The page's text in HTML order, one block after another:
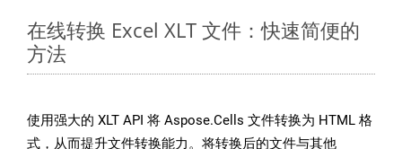
在线转换 Excel XLT 文件：快速简便的
方法
使用强大的 XLT API 将 Aspose.Cells 文件转换为 HTML 格
式，从而提升文件转换能力。将转换后的文件与其他